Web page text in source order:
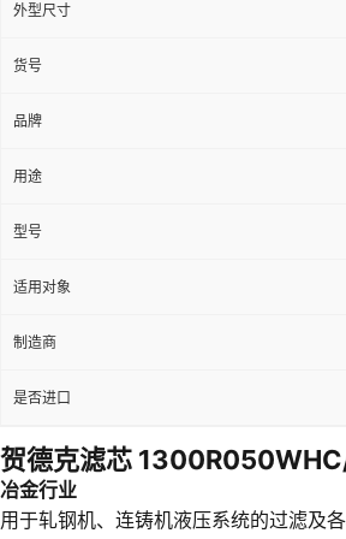
外型尺寸
货号
品牌
用途
型号
适用对象
制造商
是否进口
贺德克滤芯
冶金行业
用于轧钢机、连铸机液压系统的过滤及